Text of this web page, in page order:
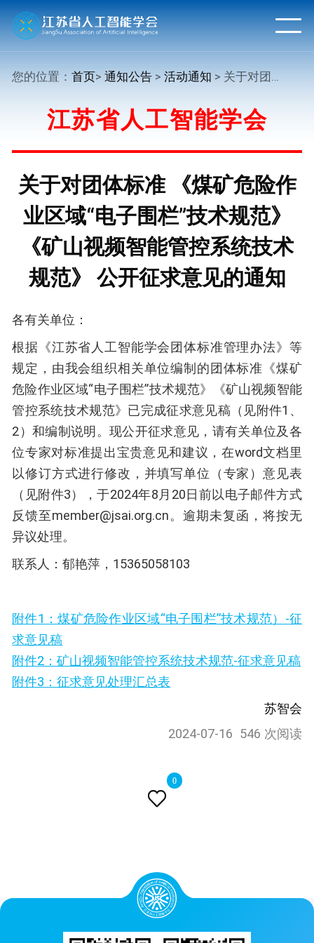
您的位置：首页>通知公告 >活动通知 > 关于对团体标准 《煤矿危险作业区域“电子围栏”技术规范》《矿山视频智能管控系统技术规范》 公开征求意见的通知

0
江苏省人工智能学会
关于对团体标准 《煤矿危险作
业区域“电子围栏”技术规范》
《矿山视频智能管控系统技术
规范》 公开征求意见的通知
各有关单位：
根据《江苏省人工智能学会团体标准管理办法》等
规定，由我会组织相关单位编制的团体标准《煤矿
危险作业区域“电子围栏”技术规范》《矿山视频智能
管控系统技术规范》已完成征求意见稿（见附件1、
2）和编制说明。现公开征求意见，请有关单位及各
位专家对标准提出宝贵意见和建议，在word文档里
以修订方式进行修改，并填写单位（专家）意见表
（见附件3），于2024年8月20日前以电子邮件方式
反馈至member@jsai.org.cn。逾期未复函，将按无
异议处理。
联系人：郁艳萍，15365058103
附件1：煤矿危险作业区域“电子围栏”技术规范）-征
求意见稿
附件2：矿山视频智能管控系统技术规范-征求意见稿
附件3：征求意见处理汇总表
苏智会
2024-07-16 546 次阅读